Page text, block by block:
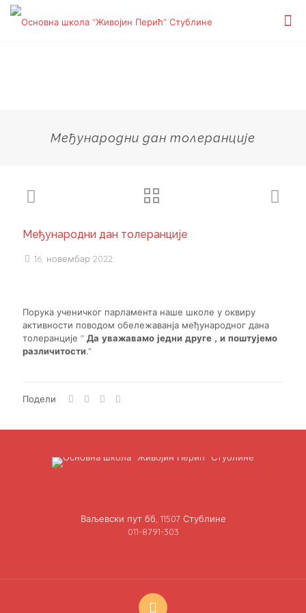
Међународни дан толеранције
Међународни дан толеранције
16. новембар 2022.
Порука ученичког парламента наше школе у оквиру
активности поводом обележаванја међународног дана
толеранције " Да уважавамо једни друге , и поштујемо
различитости."
Подели
Ваљевски пут бб, 11507 Стублине
011-8791-303